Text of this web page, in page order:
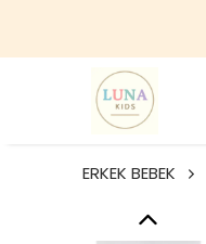
ERKEK BEBEK